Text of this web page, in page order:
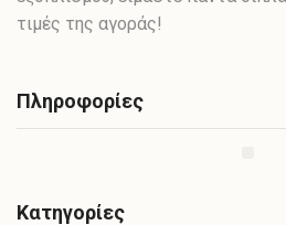
τιμές της αγοράς!
Πληροφορίες
Κατηγορίες